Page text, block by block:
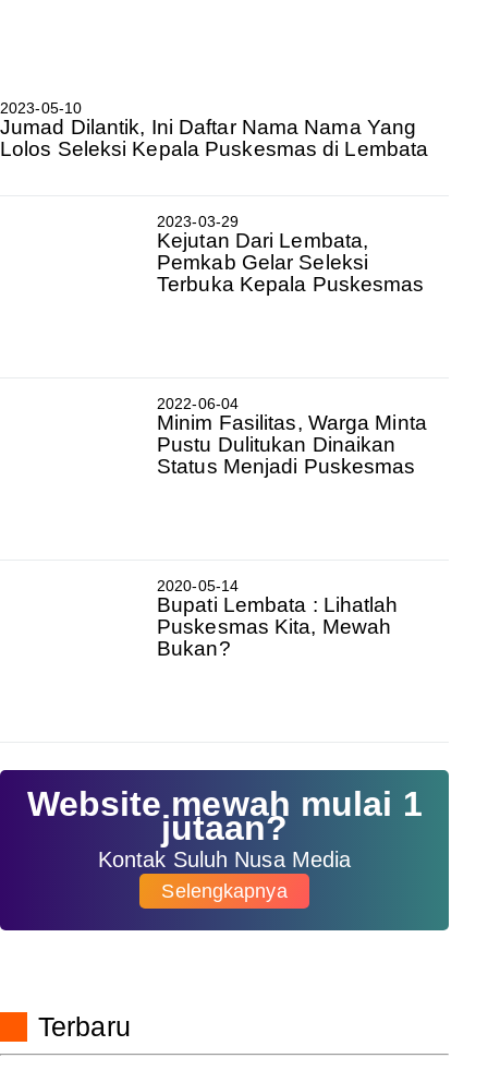
2023-05-10
Jumad Dilantik, Ini Daftar Nama Nama Yang
Lolos Seleksi Kepala Puskesmas di Lembata
2023-03-29
Kejutan Dari Lembata,
Pemkab Gelar Seleksi
Terbuka Kepala Puskesmas
2022-06-04
Minim Fasilitas, Warga Minta
Pustu Dulitukan Dinaikan
Status Menjadi Puskesmas
2020-05-14
Bupati Lembata : Lihatlah
Puskesmas Kita, Mewah
Bukan?
Website mewah mulai 1
jutaan?
Kontak Suluh Nusa Media
Selengkapnya
Terbaru